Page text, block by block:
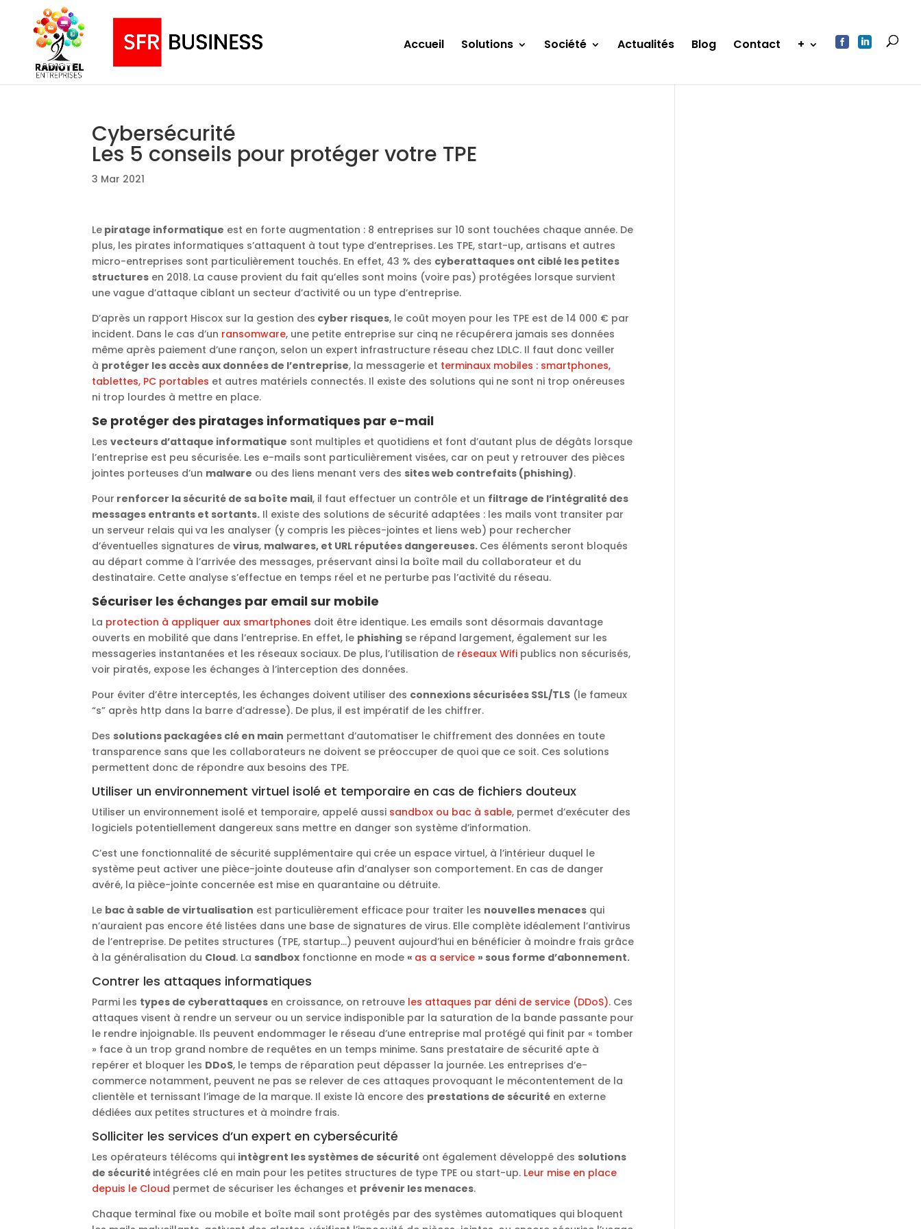
Accueil Solutions Société Actualités Blog Contact +  
Cybersécurité
Les 5 conseils pour protéger votre TPE
3 Mar 2021
Le piratage informatique est en forte augmentation : 8 entreprises sur 10 sont touchées chaque année. De
plus, les pirates informatiques s’attaquent à tout type d’entreprises. Les TPE, start-up, artisans et autres
micro-entreprises sont particulièrement touchés. En effet, 43 % des cyberattaques ont ciblé les petites
structures en 2018. La cause provient du fait qu’elles sont moins (voire pas) protégées lorsque survient
une vague d’attaque ciblant un secteur d’activité ou un type d’entreprise.
D’après un rapport Hiscox sur la gestion des cyber risques, le coût moyen pour les TPE est de 14 000 € par
incident. Dans le cas d’un ransomware, une petite entreprise sur cinq ne récupérera jamais ses données
même après paiement d’une rançon, selon un expert infrastructure réseau chez LDLC. Il faut donc veiller
à protéger les accès aux données de l’entreprise, la messagerie et terminaux mobiles : smartphones,
tablettes, PC portables et autres matériels connectés. Il existe des solutions qui ne sont ni trop onéreuses
ni trop lourdes à mettre en place.
Se protéger des piratages informatiques par e-mail
Lesvecteurs d’attaque informatique sont multiples et quotidiens et font d’autant plus de dégâts lorsque
l’entreprise est peu sécurisée. Les e-mails sont particulièrement visées, car on peut y retrouver des pièces
jointes porteuses d’un malware ou des liens menant vers des sites web contrefaits (phishing).
Pour renforcer la sécurité de sa boîte mail, il faut effectuer un contrôle et un filtrage de l’intégralité des
messages entrants et sortants. Il existe des solutions de sécurité adaptées : les mails vont transiter par
un serveur relais qui va les analyser (y compris les pièces-jointes et liens web) pour rechercher
d’éventuelles signatures devirus, malwares, et URL réputées dangereuses. Ces éléments seront bloqués
au départ comme à l’arrivée des messages, préservant ainsi la boîte mail du collaborateur et du
destinataire. Cette analyse s’effectue en temps réel et ne perturbe pas l’activité du réseau.
Sécuriser les échanges par email sur mobile
La protection à appliquer aux smartphones doit être identique. Les emails sont désormais davantage
ouverts en mobilité que dans l’entreprise. En effet, le phishing se répand largement, également sur les
messageries instantanées et les réseaux sociaux. De plus, l’utilisation de réseaux Wifi publics non sécurisés,
voir piratés, expose les échanges à l’interception des données.
Pour éviter d’être interceptés, les échanges doivent utiliser des connexions sécurisées SSL/TLS (le fameux
“s” après http dans la barre d’adresse). De plus, il est impératif de les chiffrer.
Des solutions packagées clé en main permettant d’automatiser le chiffrement des données en toute
transparence sans que les collaborateurs ne doivent se préoccuper de quoi que ce soit. Ces solutions
permettent donc de répondre aux besoins des TPE.
Utiliser un environnement virtuel isolé et temporaire en cas de fichiers douteux
Utiliser un environnement isolé et temporaire, appelé aussi sandbox ou bac à sable, permet d’exécuter des
logiciels potentiellement dangereux sans mettre en danger son système d’information.
C’est une fonctionnalité de sécurité supplémentaire qui crée un espace virtuel, à l’intérieur duquel le
système peut activer une pièce-jointe douteuse afin d’analyser son comportement. En cas de danger
avéré, la pièce-jointe concernée est mise en quarantaine ou détruite.
Le bac à sable de virtualisation est particulièrement efficace pour traiter les nouvelles menaces qui
n’auraient pas encore été listées dans une base de signatures de virus. Elle complète idéalement l’antivirus
de l’entreprise. De petites structures (TPE, startup…) peuvent aujourd’hui en bénéficier à moindre frais grâce
à la généralisation du Cloud. La sandbox fonctionne en mode« as a service » sous forme d’abonnement.
Contrer les attaques informatiques
Parmi les types de cyberattaques en croissance, on retrouve les attaques par déni de service (DDoS). Ces
attaques visent à rendre un serveur ou un service indisponible par la saturation de la bande passante pour
le rendre injoignable. Ils peuvent endommager le réseau d’une entreprise mal protégé qui finit par « tomber
» face à un trop grand nombre de requêtes en un temps minime. Sans prestataire de sécurité apte à
repérer et bloquer les DDoS, le temps de réparation peut dépasser la journée. Les entreprises d’e-
commerce notamment, peuvent ne pas se relever de ces attaques provoquant le mécontentement de la
clientèle et ternissant l’image de la marque. Il existe là encore des prestations de sécurité en externe
dédiées aux petites structures et à moindre frais.
Solliciter les services d’un expert en cybersécurité
Les opérateurs télécoms qui intègrent les systèmes de sécurité ont également développé des solutions
de sécurité intégrées clé en main pour les petites structures de type TPE ou start-up. Leur mise en place
depuis le Cloud permet de sécuriser les échanges et prévenir les menaces.
Chaque terminal fixe ou mobile et boîte mail sont protégés par des systèmes automatiques qui bloquent